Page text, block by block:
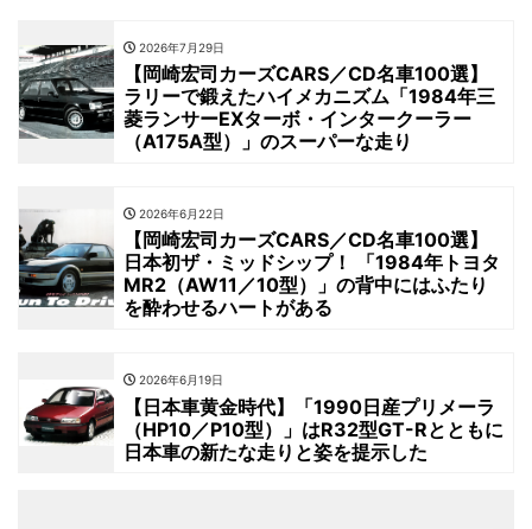
2026年7月29日
【岡崎宏司カーズCARS／CD名車100選】
ラリーで鍛えたハイメカニズム「1984年三
菱ランサーEXターボ・インタークーラー
（A175A型）」のスーパーな走り
2026年6月22日
【岡崎宏司カーズCARS／CD名車100選】
日本初ザ・ミッドシップ！ 「1984年トヨタ
MR2（AW11／10型）」の背中にはふたり
を酔わせるハートがある
2026年6月19日
【日本車黄金時代】「1990日産プリメーラ
（HP10／P10型）」はR32型GT-Rとともに
日本車の新たな走りと姿を提示した